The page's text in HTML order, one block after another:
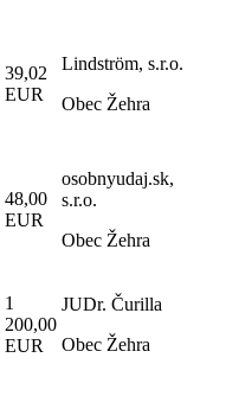
39,02
EUR
Lindström, s.r.o.
Obec Žehra
48,00
EUR
osobnyudaj.sk,
s.r.o.
Obec Žehra
1
200,00
EUR
JUDr. Čurilla
Obec Žehra